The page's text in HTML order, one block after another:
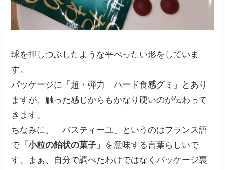
球を押しつぶしたような平べったい形をしていま
す。
パッケージに「超・弾力 ハード食感グミ」とあり
ますが、触った感じからもかなり硬いのが伝わって
きます。
ちなみに、「パスティーユ」というのはフランス語
で 「小粒の飴状の菓子」 を意味する言葉らしいで
す。まぁ、自分で調べたわけではなくパッケージ裏